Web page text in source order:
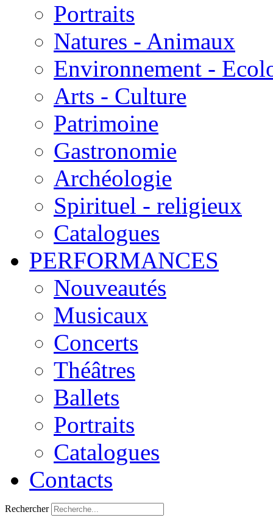
Portraits
Natures - Animaux
Environnement -
Arts - Culture
Patrimoine
Gastronomie
Archéologie
Spirituel - religieux
Catalogues
PERFORMANCES
Nouveautés
Musicaux
Concerts
Théâtres
Ballets
Portraits
Catalogues
Contacts
Rechercher